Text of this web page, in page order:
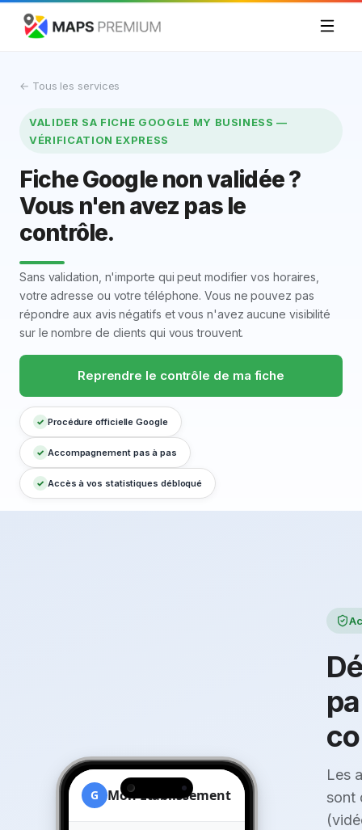
← Tous les services
VALIDER SA FICHE GOOGLE MY BUSINESS —
VÉRIFICATION EXPRESS
Fiche Google non validée ?
Vous n'en avez pas le
contrôle.
Sans validation, n'importe qui peut modifier vos horaires,
votre adresse ou votre téléphone. Vous ne pouvez pas
répondre aux avis négatifs et vous n'avez aucune visibilité
sur le nombre de clients qui vous trouvent.
Reprendre le contrôle de ma fiche
Procédure officielle Google
Accompagnement pas à pas
Accès à vos statistiques débloqué
G Mon Établissement
Les
sont